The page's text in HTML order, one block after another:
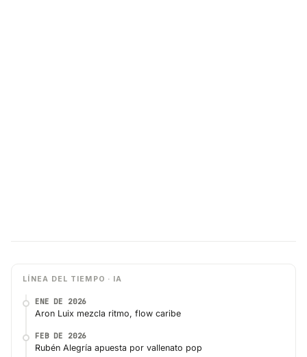
LÍNEA DEL TIEMPO · IA
ENE DE 2026
Aron Luix mezcla ritmo, flow caribe
FEB DE 2026
Rubén Alegría apuesta por vallenato pop